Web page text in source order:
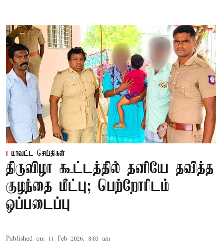
மாவட்ட செய்திகள்
திருவிழா கூட்டத்தில் தனியே தவித்த
குழந்தை மீட்பு; பெற்றோரிடம்
ஒப்படைப்பு
Published on: 11 Feb 2026, 8:03 am